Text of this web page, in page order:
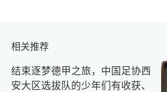
相关推荐
结束逐梦德甲之旅，中国足协西
安大区选拔队的少年们有收获、